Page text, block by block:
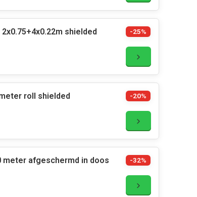
shielded
-25%
roll shielded -20%
meter afgeschermd in doos
-32%